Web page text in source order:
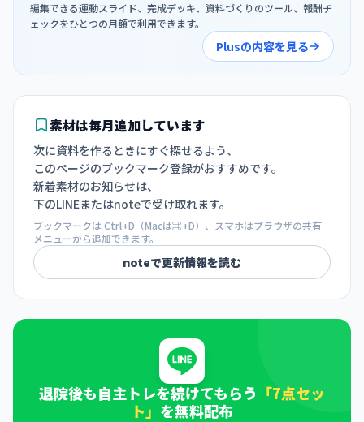
編集できる運動スライド、完成デッキ、資料づくりのツール、報酬チ
ェックをひとつの月額で利用できます。
Plusの内容を見る
素材は毎月追加しています
次に資料を作るときにすぐ探せるよう、
このページのブックマーク登録がおすすめです。
新着素材のお知らせは、
下のLINEまたはnoteで受け取れます。
ブックマークは Ctrl+D（Macは⌘+D）、スマホはブラウザの共有
メニューから追加できます。
noteで更新情報を読む
退院後も自主トレを続けてもらう 「7点セッ
ト」 を無料配布